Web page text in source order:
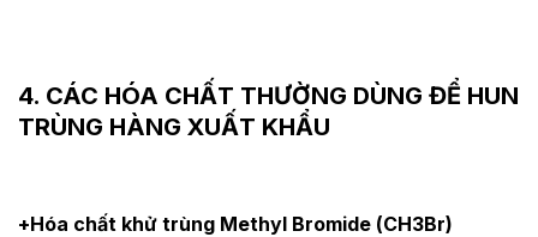
4. CÁC HÓA CHẤT THƯỜNG DÙNG ĐỂ HUN
TRÙNG HÀNG XUẤT KHẨU
+Hóa chất khử trùng Methyl Bromide (CH3Br)